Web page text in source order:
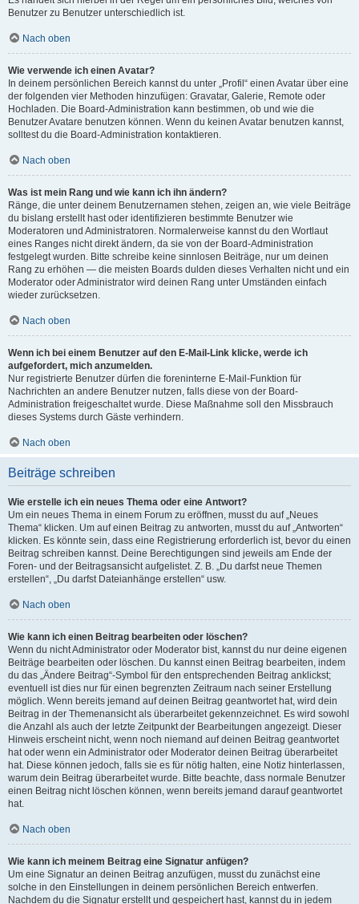
Benutzer zu Benutzer unterschiedlich ist.
Nach oben
Wie verwende ich einen Avatar?
In deinem persönlichen Bereich kannst du unter „Profil“ einen Avatar über eine
der folgenden vier Methoden hinzufügen: Gravatar, Galerie, Remote oder
Hochladen. Die Board-Administration kann bestimmen, ob und wie die
Benutzer Avatare benutzen können. Wenn du keinen Avatar benutzen kannst,
solltest du die Board-Administration kontaktieren.
Nach oben
Was ist mein Rang und wie kann ich ihn ändern?
Ränge, die unter deinem Benutzernamen stehen, zeigen an, wie viele Beiträge
du bislang erstellt hast oder identifizieren bestimmte Benutzer wie
Moderatoren und Administratoren. Normalerweise kannst du den Wortlaut
eines Ranges nicht direkt ändern, da sie von der Board-Administration
festgelegt wurden. Bitte schreibe keine sinnlosen Beiträge, nur um deinen
Rang zu erhöhen — die meisten Boards dulden dieses Verhalten nicht und ein
Moderator oder Administrator wird deinen Rang unter Umständen einfach
wieder zurücksetzen.
Nach oben
Wenn ich bei einem Benutzer auf den E-Mail-Link klicke, werde ich
aufgefordert, mich anzumelden.
Nur registrierte Benutzer dürfen die foreninterne E-Mail-Funktion für
Nachrichten an andere Benutzer nutzen, falls diese von der Board-
Administration freigeschaltet wurde. Diese Maßnahme soll den Missbrauch
dieses Systems durch Gäste verhindern.
Nach oben
Beiträge schreiben
Wie erstelle ich ein neues Thema oder eine Antwort?
Um ein neues Thema in einem Forum zu eröffnen, musst du auf „Neues
Thema“ klicken. Um auf einen Beitrag zu antworten, musst du auf „Antworten“
klicken. Es könnte sein, dass eine Registrierung erforderlich ist, bevor du einen
Beitrag schreiben kannst. Deine Berechtigungen sind jeweils am Ende der
Foren- und der Beitragsansicht aufgelistet. Z. B. „Du darfst neue Themen
erstellen“, „Du darfst Dateianhänge erstellen“ usw.
Nach oben
Wie kann ich einen Beitrag bearbeiten oder löschen?
Wenn du nicht Administrator oder Moderator bist, kannst du nur deine eigenen
Beiträge bearbeiten oder löschen. Du kannst einen Beitrag bearbeiten, indem
du das „Ändere Beitrag“-Symbol für den entsprechenden Beitrag anklickst;
eventuell ist dies nur für einen begrenzten Zeitraum nach seiner Erstellung
möglich. Wenn bereits jemand auf deinen Beitrag geantwortet hat, wird dein
Beitrag in der Themenansicht als überarbeitet gekennzeichnet. Es wird sowohl
die Anzahl als auch der letzte Zeitpunkt der Bearbeitungen angezeigt. Dieser
Hinweis erscheint nicht, wenn noch niemand auf deinen Beitrag geantwortet
hat oder wenn ein Administrator oder Moderator deinen Beitrag überarbeitet
hat. Diese können jedoch, falls sie es für nötig halten, eine Notiz hinterlassen,
warum dein Beitrag überarbeitet wurde. Bitte beachte, dass normale Benutzer
einen Beitrag nicht löschen können, wenn bereits jemand darauf geantwortet
hat.
Nach oben
Wie kann ich meinem Beitrag eine Signatur anfügen?
Um eine Signatur an deinen Beitrag anzufügen, musst du zunächst eine
solche in den Einstellungen in deinem persönlichen Bereich entwerfen.
Nachdem du die Signatur erstellt und gespeichert hast, kannst du in jedem